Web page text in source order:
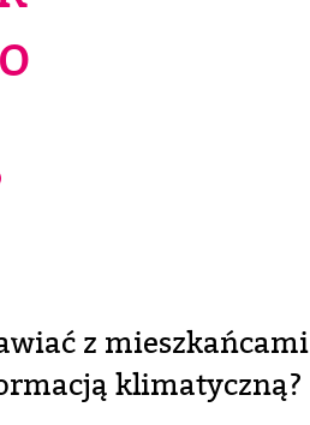
z mieszkańcami
klimatyczną?